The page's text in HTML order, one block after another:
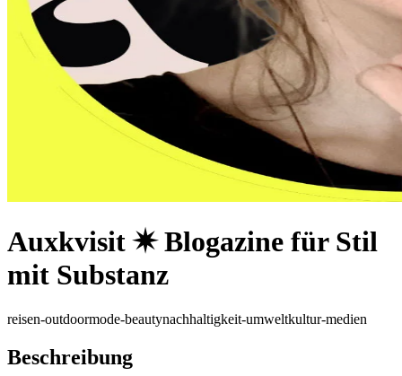
Auxkvisit ✷ Blogazine für Stil
mit Substanz
reisen-outdoormode-beautynachhaltigkeit-umweltkultur-medien
Beschreibung